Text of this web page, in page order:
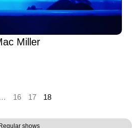
Regular shows
Miller
… 16 17 18